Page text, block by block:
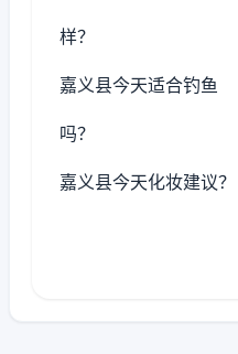
样？
嘉义县今天适合钓鱼
吗？
嘉义县今天化妆建议？